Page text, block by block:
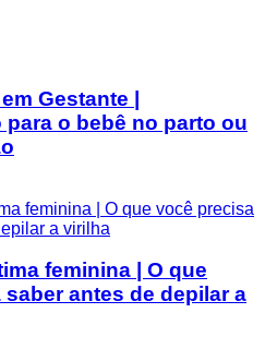
Gestante |
para o bebê no parto ou
feminina | O que
antes de depilar a